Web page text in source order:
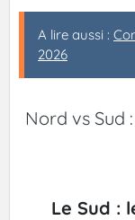
A lire aussi :
2026
Nord vs Sud
Le Sud :